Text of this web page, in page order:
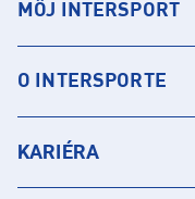
MÔJ INTERSPORT
O INTERSPORTE
KARIÉRA